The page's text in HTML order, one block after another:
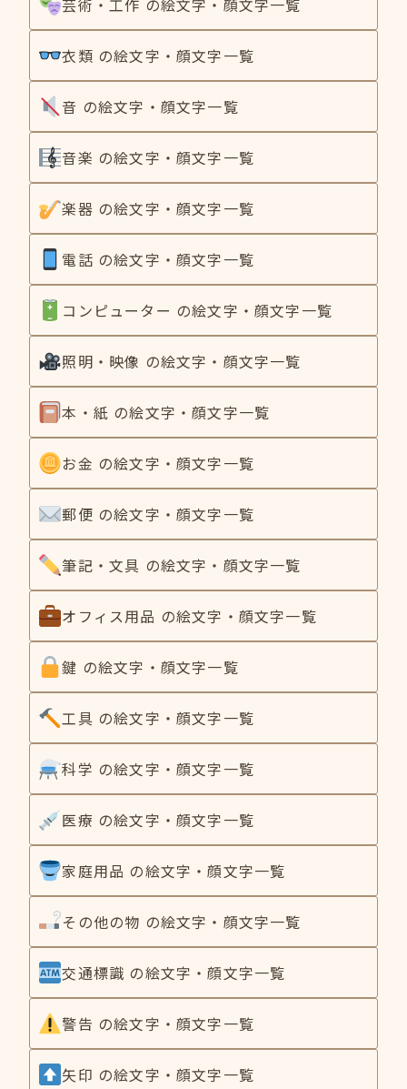
衣類 の絵文字・顔文字一覧
音 の絵文字・顔文字一覧
音楽 の絵文字・顔文字一覧
楽器 の絵文字・顔文字一覧
電話 の絵文字・顔文字一覧
コンピューター の絵文字・顔文字一覧
照明・映像 の絵文字・顔文字一覧
本・紙 の絵文字・顔文字一覧
お金 の絵文字・顔文字一覧
郵便 の絵文字・顔文字一覧
筆記・文具 の絵文字・顔文字一覧
オフィス用品 の絵文字・顔文字一覧
鍵 の絵文字・顔文字一覧
工具 の絵文字・顔文字一覧
科学 の絵文字・顔文字一覧
医療 の絵文字・顔文字一覧
家庭用品 の絵文字・顔文字一覧
その他の物 の絵文字・顔文字一覧
交通標識 の絵文字・顔文字一覧
警告 の絵文字・顔文字一覧
矢印 の絵文字・顔文字一覧